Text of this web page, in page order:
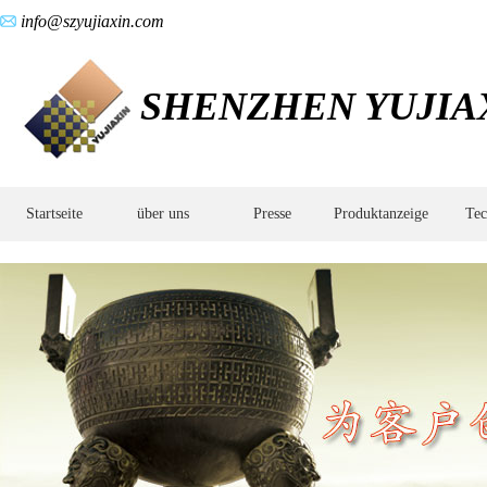
info@szyujiaxin.com
SHENZHEN
Startseite über uns Presse Produktanzeige
Produkte
Medizintechnikteile
Metallstrukturkomponenten
Verteidigungskomponenten